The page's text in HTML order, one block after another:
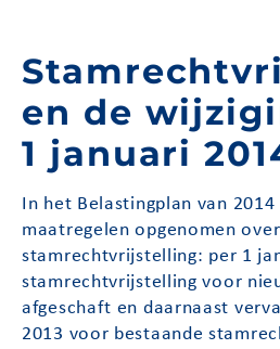
en de
1 januari
In het Belastingplan van
maatregelen opgenomen
stamrechtvrijstelling: per 1
stamrechtvrijstelling voor
afgeschaft en daarnaast
2013 voor bestaande